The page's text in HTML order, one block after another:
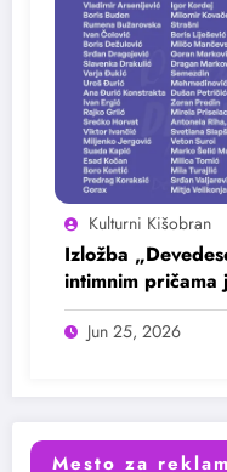
Kulturni Kišobran
Izložba
intimnim pričama
Jun 25, 2026
Mesto za